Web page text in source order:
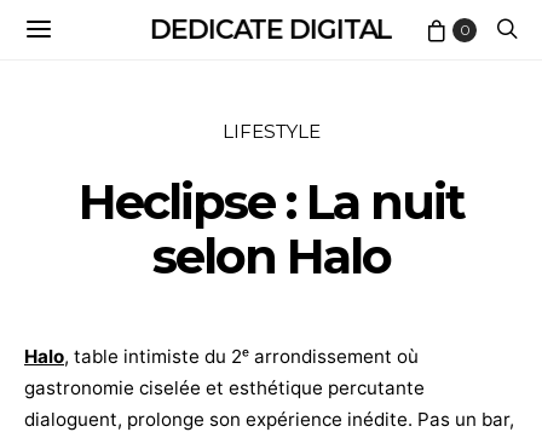
DEDICATE DIGITAL 0
LIFESTYLE
Heclipse : La nuit
selon Halo
Halo, table intimiste du 2ᵉ arrondissement où
gastronomie ciselée et esthétique percutante
dialoguent, prolonge son expérience inédite. Pas un bar,